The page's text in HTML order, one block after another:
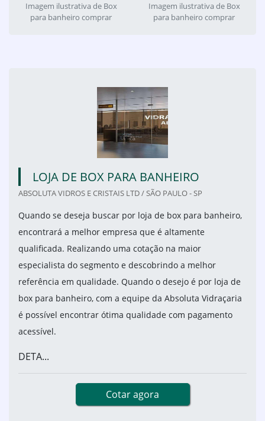
Imagem ilustrativa de Box
para banheiro comprar
Imagem ilustrativa de Box
para banheiro comprar
LOJA DE BOX PARA BANHEIRO
ABSOLUTA VIDROS E CRISTAIS LTD / SÃO PAULO - SP
Quando se deseja buscar por loja de box para banheiro,
encontrará a melhor empresa que é altamente
qualificada. Realizando uma cotação na maior
especialista do segmento e descobrindo a melhor
referência em qualidade. Quando o desejo é por loja de
box para banheiro, com a equipe da Absoluta Vidraçaria
é possível encontrar ótima qualidade com pagamento
acessível.
DETA...
Cotar agora